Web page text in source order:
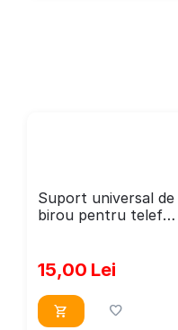
Suport universal de
birou pentru telefon
dimensiune 20x10
cm
15,00 Lei